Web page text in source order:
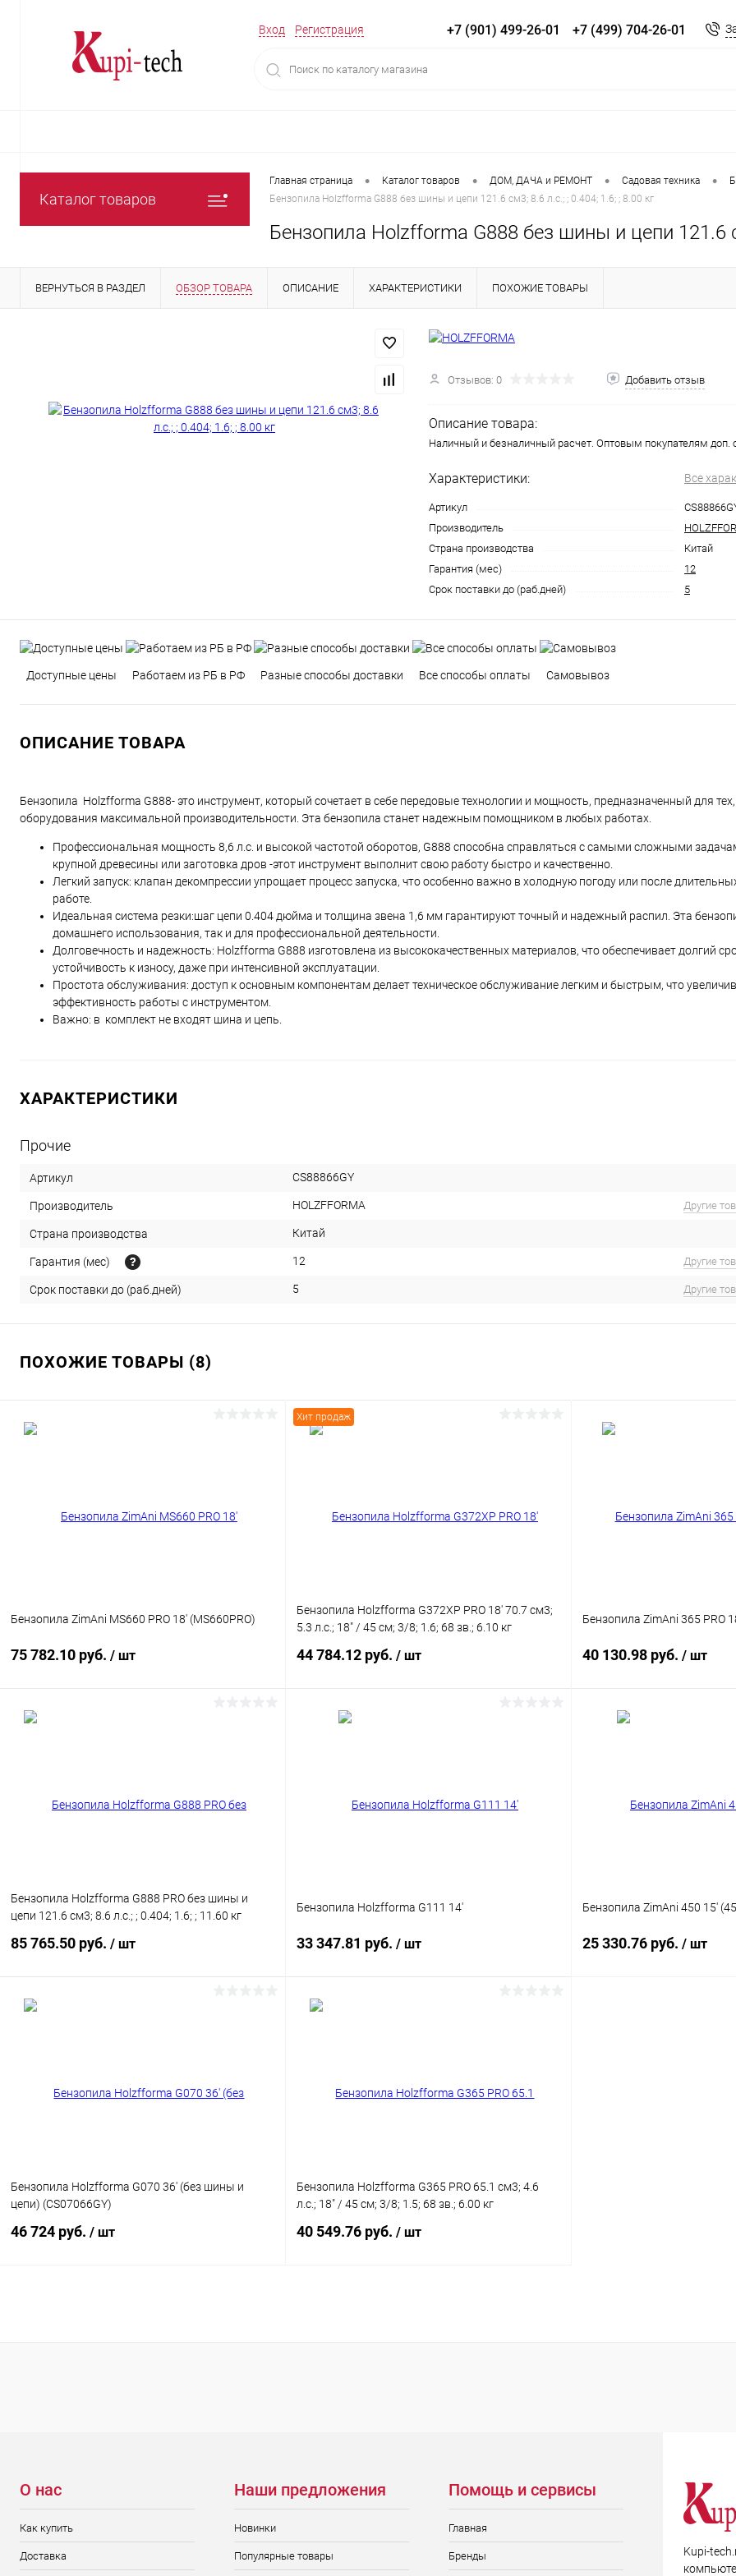
Вход Регистрация +7 (901) 499-26-01 +7 (499) 704-26-01
Каталог товаров
Главная страница • Каталог товаров • ДOM, ДАЧА и РЕМОНТ • Садовая техника •
Бензопила Holzfforma G888 без шины и цепи 121.6 см3; 8.6 л.с.; ; 0.404; 1.6; ; 8.00 кг
Бензопила Holzfforma G888 без шины и цепи 121.6
ВЕРНУТЬСЯ В РАЗДЕЛ ОБЗОР ТОВАРА ОПИСАНИЕ ХАРАКТЕРИСТИКИ ПОХОЖИЕ ТОВАРЫ
Отзывов: 0 Добавить отзыв
Описание товара:
Наличный и безналичный расчет. Оптовым покупателям доп.
Характеристики: Все
Артикул
Производитель
Страна производства
Китай
Гарантия (мес)
12
Срок поставки до (раб.дней)
5
Доступные цены Работаем из РБ в РФ Разные способы доставки Все способы оплаты Самовывоз
ОПИСАНИЕ ТОВАРА
Бензопила Holzfforma G888- это инструмент, который сочетает в себе передовые технологии и мощность, предназначенный для тех,
оборудования максимальной производительности. Эта бензопила станет надежным помощником в любых работах.
Профессиональная мощность 8,6 л.с. и высокой частотой оборотов, G888 способна справляться с самыми сложными
крупной древесины или заготовка дров -этот инструмент выполнит свою работу быстро и качественно.
Легкий запуск: клапан декомпрессии упрощает процесс запуска, что особенно важно в холодную погоду или после
работе.
Идеальная система резки:шаг цепи 0.404 дюйма и толщина звена 1,6 мм гарантируют точный и надежный распил. Эта
домашнего использования, так и для профессиональной деятельности.
Долговечность и надежность: Holzffоrma G888 изготовлена из высококачественных материалов, что обеспечивает долгий
устойчивость к износу, даже при интенсивной эксплуатации.
Простота обслуживания: доступ к основным компонентам делает техническое обслуживание легким и быстрым, что
эффективность работы с инструментом.
Важно: в комплект не входят шина и цепь.
ХАРАКТЕРИСТИКИ
Прочие
Артикул CS88866GY
Производитель HOLZFFORMA Другие
Страна производства Китай
Гарантия (мес) 12 Другие
Срок поставки до (раб.дней) 5 Другие
ПОХОЖИЕ ТОВАРЫ (8)
Бензопила ZimAni MS660 PRO 18' (MS660PRO)
75 782.10 руб. / шт
Хит продаж
Бензопила Holzfforma G372XP PRO 18' 70.7 см3;
5.3 л.с.; 18" / 45 см; 3/8; 1.6; 68 зв.; 6.10 кг
44 784.12 руб. / шт
Бензопила ZimAni 365 PRO
40 130.98 руб. / шт
Бензопила Holzfforma G888 PRO без шины и
цепи 121.6 см3; 8.6 л.с.; ; 0.404; 1.6; ; 11.60 кг
85 765.50 руб. / шт
Бензопила Holzfforma G111 14'
33 347.81 руб. / шт
Бензопила ZimAni 450 15'
25 330.76 руб. / шт
Бензопила Holzfforma G070 36' (без шины и
цепи) (CS07066GY)
46 724 руб. / шт
Купить в 1 клик Сравнение
Бензопила Holzfforma G365 PRO 65.1 см3; 4.6
л.с.; 18" / 45 см; 3/8; 1.5; 68 зв.; 6.00 кг
40 549.76 руб. / шт
Купить в 1 клик Сравнение
О нас
Как купить
Доставка
Наши предложения
Новинки
Популярные товары
Помощь и сервисы
Главная
Бренды
Kupi-